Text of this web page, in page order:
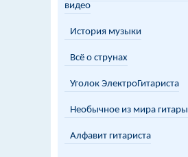
видео
История музыки
Всё о струнах
Уголок ЭлектроГитариста
Необычное из мира гитары
Алфавит гитариста